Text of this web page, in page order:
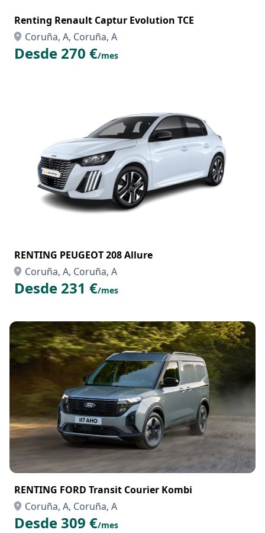
Renting Renault Captur Evolution TCE
Coruña, A, Coruña, A
Desde 270 €/mes
RENTING PEUGEOT 208 Allure
Coruña, A, Coruña, A
Desde 231 €/mes
RENTING FORD Transit Courier Kombi
Coruña, A, Coruña, A
Desde 309 €/mes